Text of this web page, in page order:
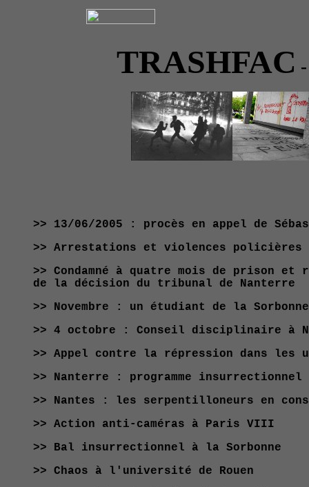
TRASHFAC
>> 13/06/2005 : procès en appel de
>> Arrestations et violences policières
>> Condamné à quatre mois de prison
de la décision du tribunal de Nanterre
>> Novembre : un étudiant de la
>> 4 octobre : Conseil disciplinaire à
>> Appel contre la répression dans les
>> Nanterre : programme insurrectionnel
>> Nantes : les serpentilloneurs en
>> Action anti-caméras à Paris VIII
>> Bal insurrectionnel à la Sorbonne
>> Chaos à l'université de Rouen